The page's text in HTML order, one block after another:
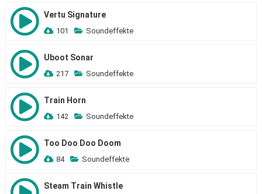
Vertu Signature
101 Soundeffekte
Uboot Sonar
217 Soundeffekte
Train Horn
142 Soundeffekte
Too Doo Doo Doom
84 Soundeffekte
Steam Train Whistle